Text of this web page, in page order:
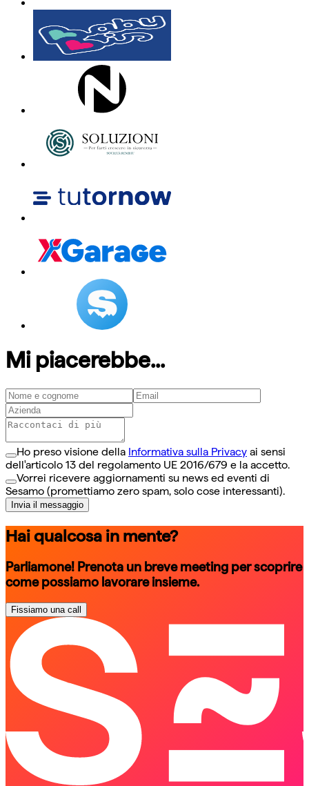
Mi piacerebbe...
Ho preso visione della Informativa sulla Privacy ai sensi
dell'articolo 13 del regolamento UE 2016/679 e la accetto.
Vorrei ricevere aggiornamenti su news ed eventi di
Sesamo (promettiamo zero spam, solo cose interessanti).
Invia il messaggio
Hai qualcosa in mente?
Parliamone! Prenota un breve meeting per scoprire
come possiamo lavorare insieme.
Fissiamo una call
schedule a call
schedule a call